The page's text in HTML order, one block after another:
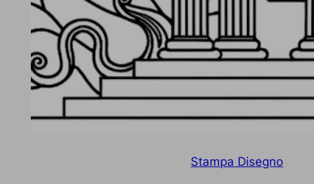
Stampa Disegno